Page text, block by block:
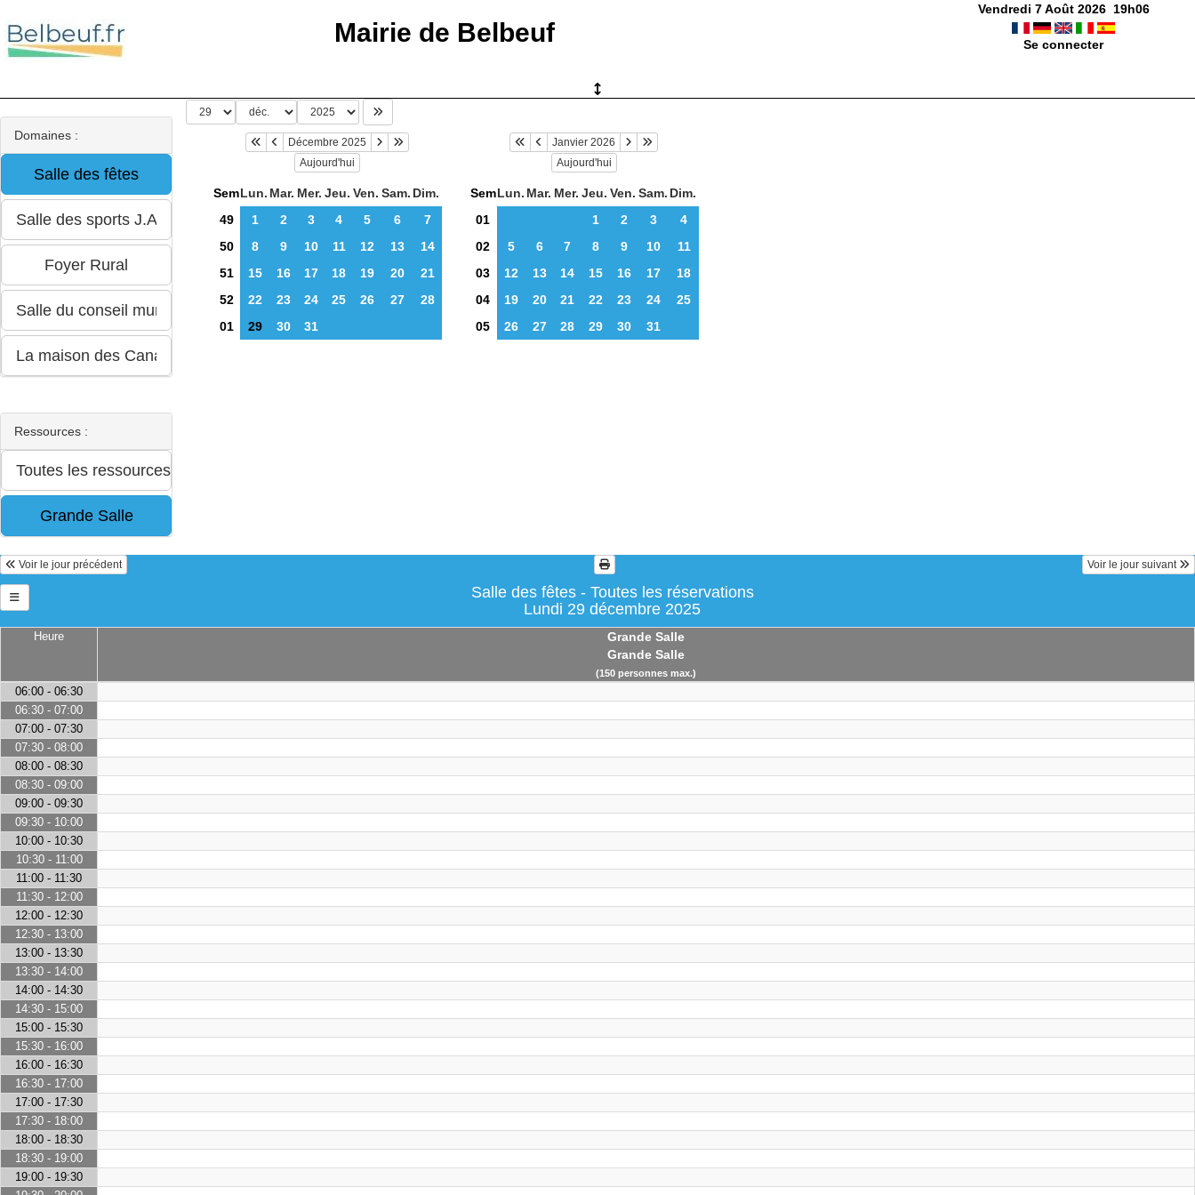
Mairie de Belbeuf
Vendredi 7 Août 2026 19h06
Se connecter
Domaines :
Ressources :
Décembre 2025
Aujourd'hui
SemLun. Mar. Mer. Jeu. Ven. Sam. Dim.
49
1 2 3 4 5 6
7
50
8 9 10 11 12 13
14
51
15 16 17 18 19 20
21
52
22 23 24 25 26 27
28
01
29 30 31
Janvier 2026
Aujourd'hui
SemLun. Mar. Mer. Jeu. Ven. Sam. Dim.
01
1 2 3
4
02
5 6 7 8 9 10
11
03
12 13 14 15 16 17
18
04
19 20 21 22 23 24
25
05
26 27 28 29 30 31
Voir le jour précédent Voir le jour suivant
Salle des fêtes - Toutes les réservations
Lundi 29 décembre 2025
Heure
Grande Salle
Grande Salle
(150 personnes max.)
06:00 - 06:30
06:30 - 07:00
07:00 - 07:30
07:30 - 08:00
08:00 - 08:30
08:30 - 09:00
09:00 - 09:30
09:30 - 10:00
10:00 - 10:30
10:30 - 11:00
11:00 - 11:30
11:30 - 12:00
12:00 - 12:30
12:30 - 13:00
13:00 - 13:30
13:30 - 14:00
14:00 - 14:30
14:30 - 15:00
15:00 - 15:30
15:30 - 16:00
16:00 - 16:30
16:30 - 17:00
17:00 - 17:30
17:30 - 18:00
18:00 - 18:30
18:30 - 19:00
19:00 - 19:30